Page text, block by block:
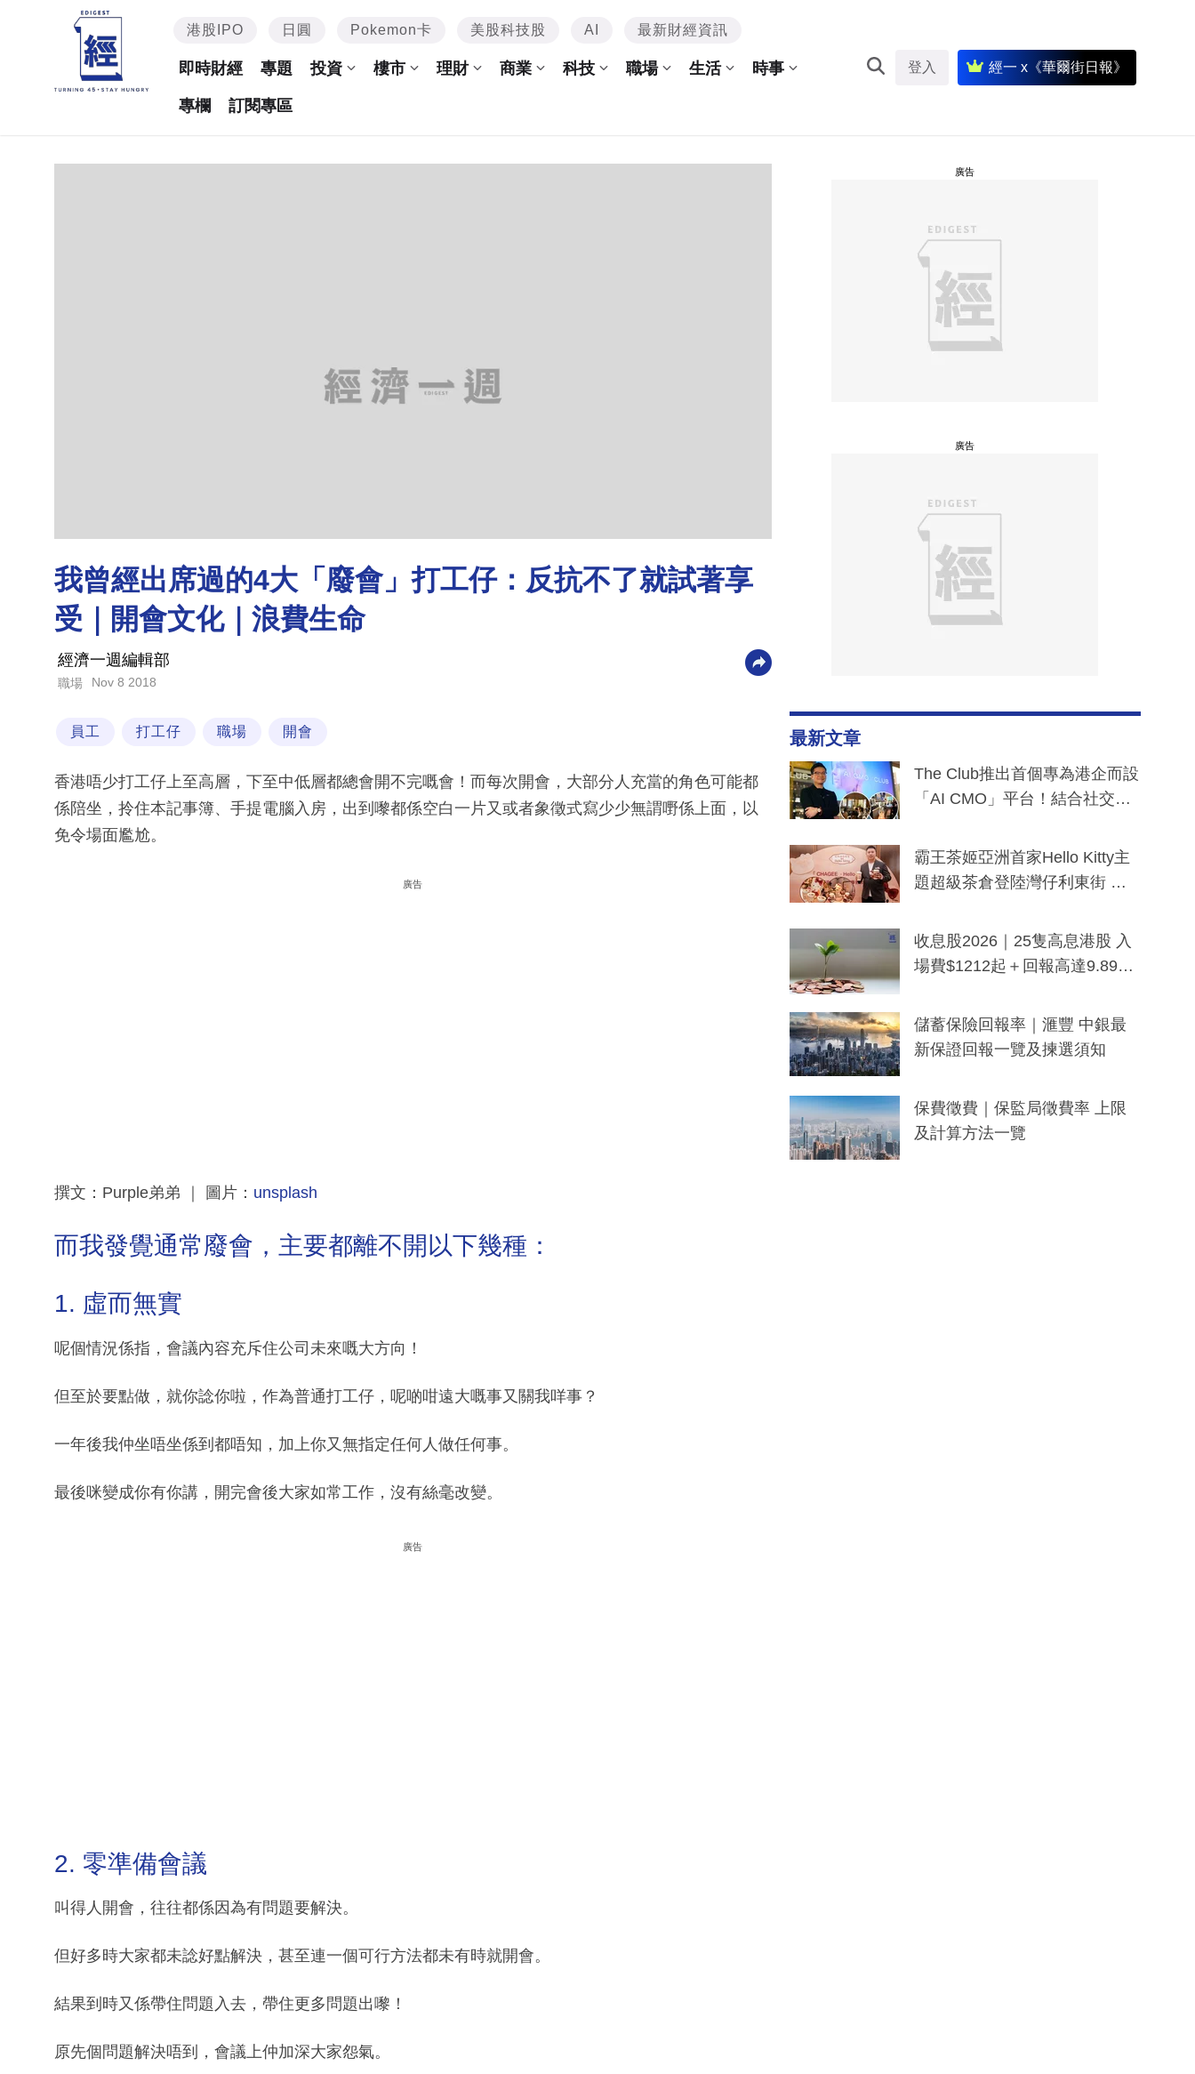
港股IPO 日圓 Pokemon卡 美股科技股 AI 最新財經資訊
即時財經 專題 投資 樓市 理財 商業 科技 職場 生活 時事
專欄 訂閱專區
登入 經一 x《華爾街日報》
我曾經出席過的4大「廢會」打工仔：反抗不了就試著享
受｜開會文化｜浪費生命
經濟一週編輯部
職場 Nov 8 2018
員工 打工仔 職場 開會
香港唔少打工仔上至高層，下至中低層都總會開不完嘅會！而每次開會，大部分人充當的角色可能都
係陪坐，拎住本記事簿、手提電腦入房，出到嚟都係空白一片又或者象徵式寫少少無謂嘢係上面，以
免令場面尷尬。
廣告
撰文：Purple弟弟 ｜ 圖片： unsplash
而我發覺通常廢會，主要都離不開以下幾種：
1. 虛而無實
呢個情況係指，會議內容充斥住公司未來嘅大方向！
但至於要點做，就你諗你啦，作為普通打工仔，呢啲咁遠大嘅事又關我咩事？
一年後我仲坐唔坐係到都唔知，加上你又無指定任何人做任何事。
最後咪變成你有你講，開完會後大家如常工作，沒有絲毫改變。
廣告
2. 零準備會議
叫得人開會，往往都係因為有問題要解決。
但好多時大家都未諗好點解決，甚至連一個可行方法都未有時就開會。
結果到時又係帶住問題入去，帶住更多問題出嚟！
原先個問題解決唔到，會議上仲加深大家怨氣。
廣告
廣告
最新文章
The Club推出首個專為港企而設
「AI CMO」平台！結合社交聆
分鐘生成「貼地」宣傳短片
霸王茶姬亞洲首家Hello Kitty主
題超級茶倉登陸灣仔利東街 推
y及香港限定特調系列
收息股2026｜25隻高息港股 入
場費$1212起＋回報高達9.89
儲蓄保險回報率｜滙豐 中銀最
新保證回報一覽及揀選須知
保費徵費｜保監局徵費率 上限
及計算方法一覽